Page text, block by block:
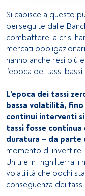
contenuti, ricerca
Elenco dei partner
Si capisce a questo
perseguite dalle
combattere la crisi
mercati
hanno anche resi più
l’epoca dei tassi
L’epoca dei tassi
bassa volatilità,
continui interventi
tassi fosse
duratura – da
momento di invertire
Uniti e in Inghilterra,
volatilità che pochi
conseguenza dei